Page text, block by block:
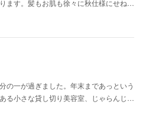
ます。髪もお肌も徐々に秋仕様にせね…
の一が過ぎました。年末まであっという
る小さな貸し切り美容室、じゃらんじ…